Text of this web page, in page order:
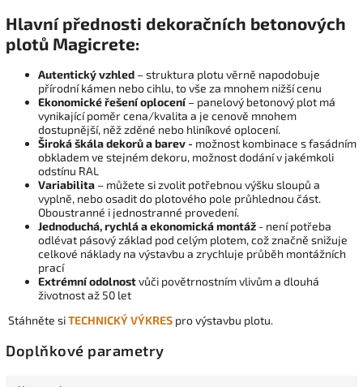
Hlavní přednosti dekoračních betonových
plotů Magicrete:
Autentický vzhled – struktura plotu věrně napodobuje
přírodní kámen nebo cihlu, to vše za mnohem nižší cenu
Ekonomické řešení oplocení– panelový betonový plot má
vynikající poměr cena/kvalita a je cenově mnohem
dostupnější, něž zděné nebo hliníkové oplocení.
Široká škála dekorů a barev - možnost kombinace s fasádním
obkladem ve stejném dekoru, možnost dodání v jakémkoli
odstínu RAL
Variabilita – můžete si zvolit potřebnou výšku sloupů a
vyplně, nebo osadit do plotového pole průhlednou část.
Oboustranné i jednostranné provedení.
Jednoduchá, rychlá a ekonomická montáž - není potřeba
odlévat pásový základ pod celým plotem, což značně snižuje
celkové náklady na výstavbu a zrychluje průběh montážních
prací
Extrémní odolnostvůči povětrnostním vlivům a dlouhá
životnost až 50 let
Stáhněte siTECHNICKÝ VÝKRES pro výstavbu plotu.
Doplňkové parametry